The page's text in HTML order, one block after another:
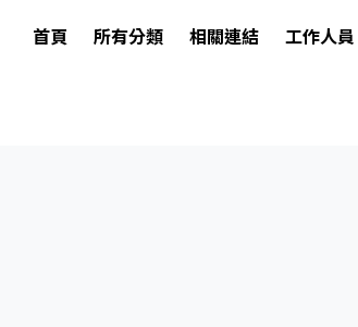
首頁 所有分類 相關連結 工作人員